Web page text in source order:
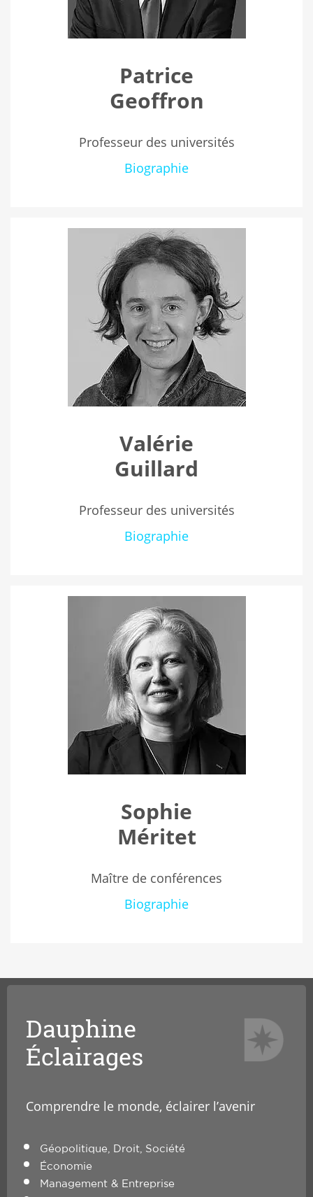
Patrice
Geoffron
Professeur des universités
Biographie
Valérie
Guillard
Professeur des universités
Biographie
Sophie
Méritet
Maître de conférences
Biographie
Dauphine
Éclairages
Comprendre le monde, éclairer l’avenir
Géopolitique, Droit, Société
Économie
Management & Entreprise